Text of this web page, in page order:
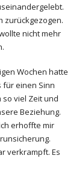
zurückgezogen.
nicht mehr
Wochen hatte
für einen Sinn
so viel Zeit und
Beziehung.
erhoffte mir
verkrampft. Es